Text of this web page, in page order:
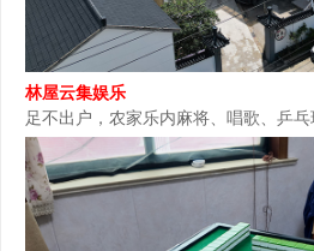
林屋云集娱乐
足不出户，农家乐内麻将、唱歌、乒乓